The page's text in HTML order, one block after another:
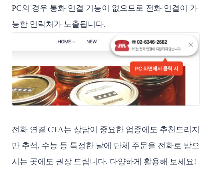
PC의 경우 통화 연결 기능이 없으므로 전화 연결이 가
능한 연락처가 노출됩니다.
전화 연결 CTA는 상담이 중요한 업종에도 추천드리지
만 추석, 수능 등 특정한 날에 단체 주문을 전화로 받으
시는 곳에도 권장 드립니다. 다양하게 활용해 보세요!